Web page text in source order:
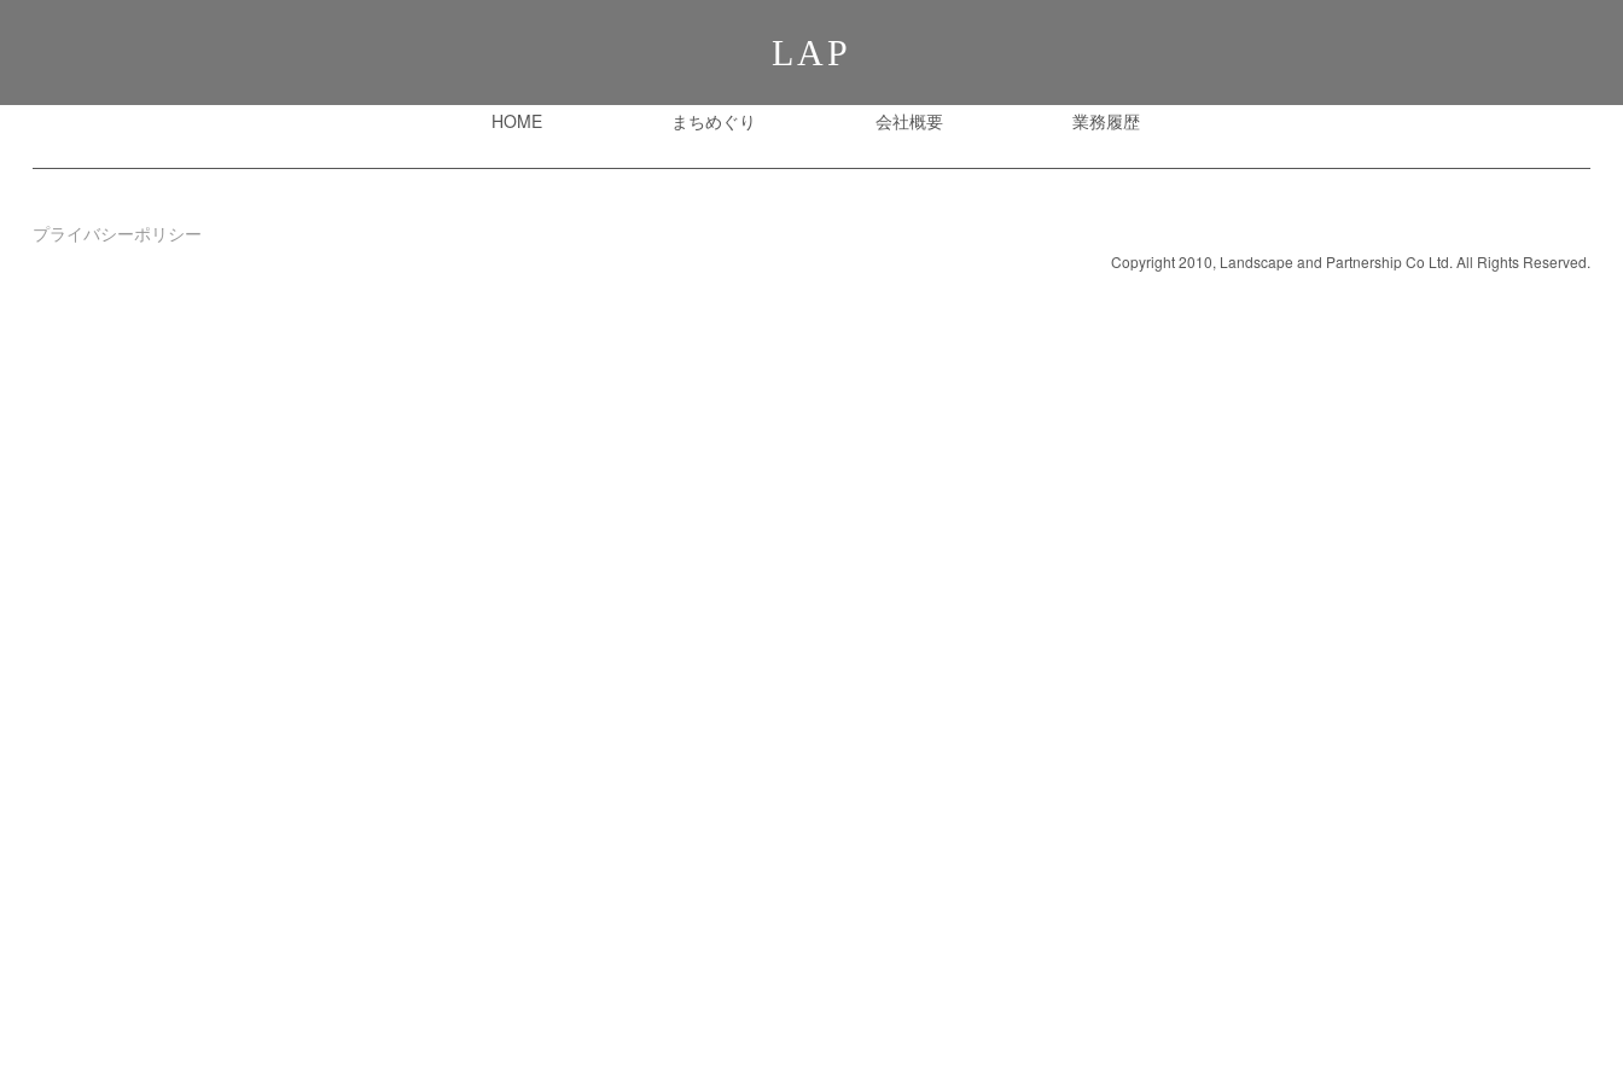
LAP
HOME まちめぐり 会社概要 業務履歴
プライバシーポリシー
Copyright 2010, Landscape and Partnership Co Ltd. All Rights Reserved.